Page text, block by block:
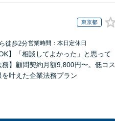
東京都
徒歩2分営業時間：本日定休日
】「相談してよかった」と思って
】顧問契約月額9,800円〜。低コス
叶えた企業法務プラン